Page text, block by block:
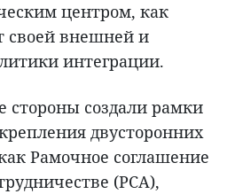
центром, как
своей внешней и
интеграции.
стороны создали рамки
двусторонних
Рамочное соглашение
(PCA),